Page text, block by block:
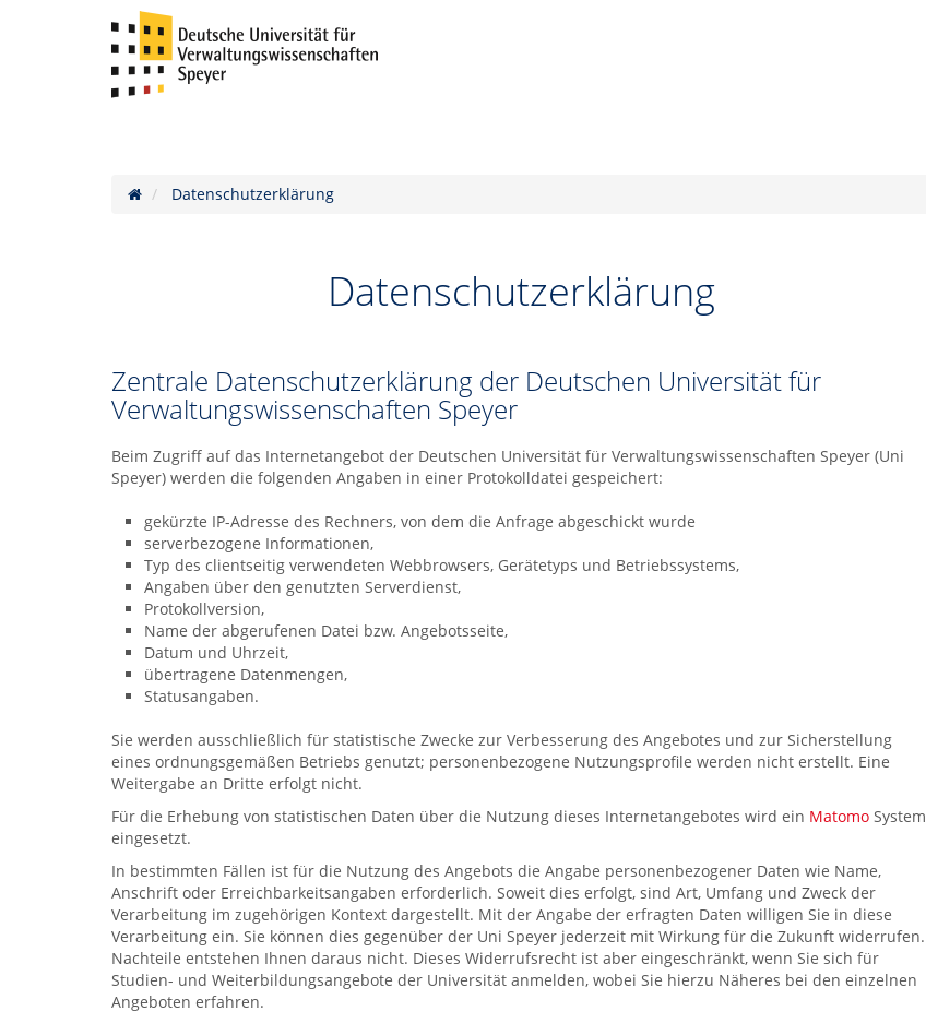
Datenschutzerklärung
Datenschutzerklärung
Zentrale Datenschutzerklärung der Deutschen Universität für
Verwaltungswissenschaften Speyer
Beim Zugriff auf das Internetangebot der Deutschen Universität für Verwaltungswissenschaften Speyer (Uni
Speyer) werden die folgenden Angaben in einer Protokolldatei gespeichert:
gekürzte IP-Adresse des Rechners, von dem die Anfrage abgeschickt wurde
serverbezogene Informationen,
Typ des clientseitig verwendeten Webbrowsers, Gerätetyps und Betriebssystems,
Angaben über den genutzten Serverdienst,
Protokollversion,
Name der abgerufenen Datei bzw. Angebotsseite,
Datum und Uhrzeit,
übertragene Datenmengen,
Statusangaben.
Sie werden ausschließlich für statistische Zwecke zur Verbesserung des Angebotes und zur Sicherstellung
eines ordnungsgemäßen Betriebs genutzt; personenbezogene Nutzungsprofile werden nicht erstellt. Eine
Weitergabe an Dritte erfolgt nicht.
Für die Erhebung von statistischen Daten über die Nutzung dieses Internetangebotes wird ein Matomo System
eingesetzt.
In bestimmten Fällen ist für die Nutzung des Angebots die Angabe personenbezogener Daten wie Name,
Anschrift oder Erreichbarkeitsangaben erforderlich. Soweit dies erfolgt, sind Art, Umfang und Zweck der
Verarbeitung im zugehörigen Kontext dargestellt. Mit der Angabe der erfragten Daten willigen Sie in diese
Verarbeitung ein. Sie können dies gegenüber der Uni Speyer jederzeit mit Wirkung für die Zukunft widerrufen.
Nachteile entstehen Ihnen daraus nicht. Dieses Widerrufsrecht ist aber eingeschränkt, wenn Sie sich für
Studien- und Weiterbildungsangebote der Universität anmelden, wobei Sie hierzu Näheres bei den einzelnen
Angeboten erfahren.